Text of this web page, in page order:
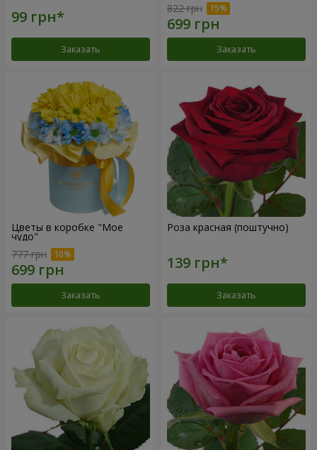
Заказать
822 грн
Заказать
Цветы в коробке "Мое
чудо"
777 грн
Заказать
Роза красная (поштучно)
Заказать